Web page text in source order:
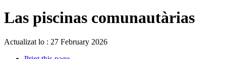
Las piscinas comunautàrias
Actualizat lo : 27 February 2026